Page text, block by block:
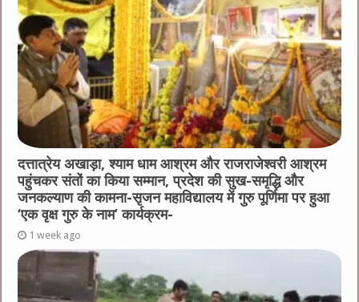
दत्तात्रेय अखाड़ा, श्याम धाम आश्रम और राजराजेश्वरी आश्रम
पहुंचकर संतों का किया सम्मान, प्रदेश की सुख-समृद्धि और
जनकल्याण की कामना-सृजन महाविद्यालय में गुरु पूर्णिमा पर हुआ
‘एक वृक्ष गुरु के नाम’ कार्यक्रम-
1 week ago